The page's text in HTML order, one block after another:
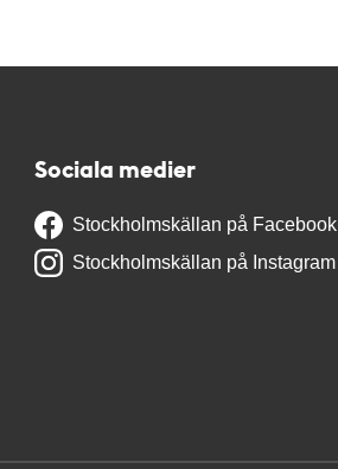
Sociala medier
Stockholmskällan på Facebook
Stockholmskällan på Instagram